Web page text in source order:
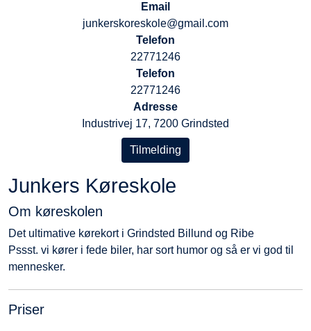
Email
junkerskoreskole@gmail.com
Telefon
22771246
Telefon
22771246
Adresse
Industrivej 17, 7200 Grindsted
Tilmelding
Junkers Køreskole
Om køreskolen
Det ultimative kørekort i Grindsted Billund og Ribe
Pssst. vi kører i fede biler, har sort humor og så er vi god til
mennesker.
Priser